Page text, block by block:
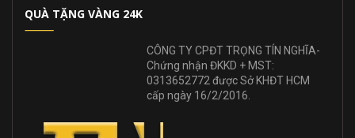
QUÀ TẶNG VÀNG 24K
CÔNG TY CPĐT TRỌNG TÍN NGHĨA-
Chứng nhận ĐKKD + MST:
0313652772 được Sở KHĐT HCM
cấp ngày 16/2/2016.